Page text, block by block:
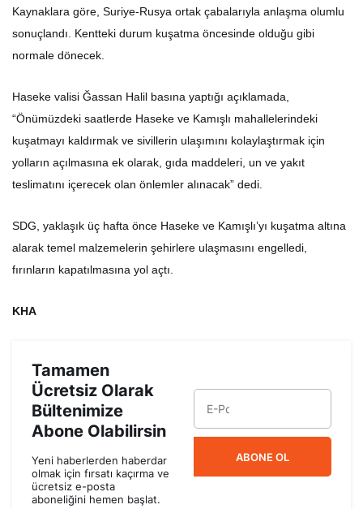
Kaynaklara göre, Suriye-Rusya ortak çabalarıyla anlaşma olumlu
sonuçlandı. Kentteki durum kuşatma öncesinde olduğu gibi
normale dönecek.
Haseke valisi Ğassan Halil basına yaptığı açıklamada,
“Önümüzdeki saatlerde Haseke ve Kamışlı mahallelerindeki
kuşatmayı kaldırmak ve sivillerin ulaşımını kolaylaştırmak için
yolların açılmasına ek olarak, gıda maddeleri, un ve yakıt
teslimatını içerecek olan önlemler alınacak” dedi.
SDG, yaklaşık üç hafta önce Haseke ve Kamışlı’yı kuşatma altına
alarak temel malzemelerin şehirlere ulaşmasını engelledi,
fırınların kapatılmasına yol açtı.
KHA
Tamamen
Ücretsiz Olarak
Bültenimize
Abone Olabilirsin
Yeni haberlerden haberdar
olmak için fırsatı kaçırma ve
ücretsiz e-posta
aboneliğini hemen başlat.
ABONE OL